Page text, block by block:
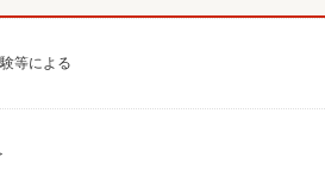
等による